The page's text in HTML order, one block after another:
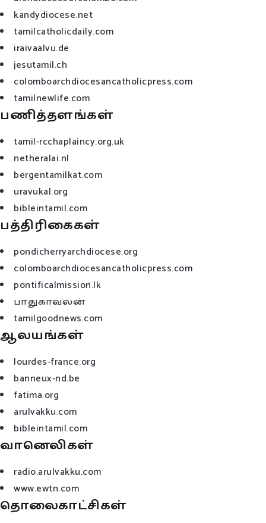
kandydiocese.net
tamilcatholicdaily.com
iraivaalvu.de
jesutamil.ch
colomboarchdiocesancatholicpress.com
tamilnewlife.com
பணித்தளங்கள்
tamil-rcchaplaincy.org.uk
netheralai.nl
bergentamilkat.com
uravukal.org
bibleintamil.com
பத்திரிகைகள்
pondicherryarchdiocese.org
colomboarchdiocesancatholicpress.com
pontificalmission.lk
பாதுகாவலன்
tamilgoodnews.com
ஆலயங்கள்
lourdes-france.org
banneux-nd.be
fatima.org
arulvakku.com
bibleintamil.com
வானெலிகள்
radio.arulvakku.com
www.ewtn.com
தொலைகாட்சிகள்